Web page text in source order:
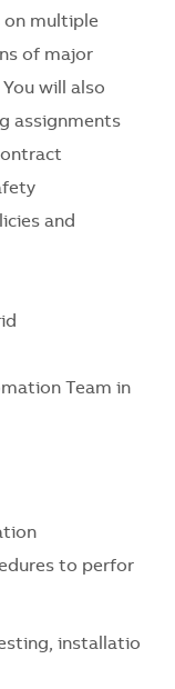
on multiple
of major
will also
assignments
and
Team in
to perfor
installatio